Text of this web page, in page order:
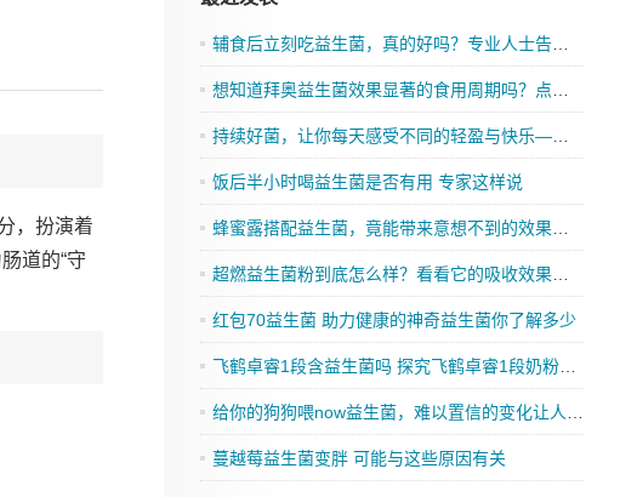
，扮演着
道的“守
辅食后立刻吃益生菌，真的好吗？专业人士告诉你
想知道拜奥益生菌效果显著的食用周期吗？点击了解吧
持续好菌，让你每天感受不同的轻盈与快乐——格兰迪莱益生菌来袭”
饭后半小时喝益生菌是否有用 专家这样说
蜂蜜露搭配益生菌，竟能带来意想不到的效果，你还在等什么？
超燃益生菌粉到底怎么样？看看它的吸收效果如何
红包70益生菌 助力健康的神奇益生菌你了解多少
飞鹤卓睿1段含益生菌吗 探究飞鹤卓睿1段奶粉的成分是否有益生菌
给你的狗狗喂now益生菌，难以置信的变化让人刮目相看
蔓越莓益生菌变胖 可能与这些原因有关